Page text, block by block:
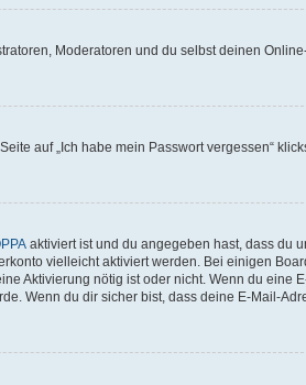
Moderatoren und du selbst deinen
auf „Ich habe mein Passwort vergessen“
aktiviert ist und du angegeben hast, dass du
vielleicht aktiviert werden. Bei einigen
Aktivierung nötig ist oder nicht. Wenn du eine
Wenn du dir sicher bist, dass deine E-Mail-